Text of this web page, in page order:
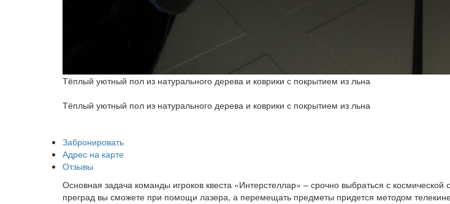
Тёплый уютный пол из натурального дерева и коврики с покрытием из льна
Тёплый уютный пол из натурального дерева и коврики с покрытием из льна
Забронировать
Адрес на карте
Отзывы
Основная задача команды игроков квеста «Интерстеллар» – срочно выбраться с
преград вы сможете при помощи лазера, а перемещать предметы придется методом